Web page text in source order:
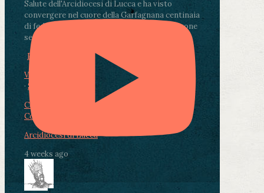
Salute dell'Arcidiocesi di Lucca e ha visto
convergere nel cuore della Garfagnana centinaia
di fedeli, operatori sanitari, volontari e persone
segnate dalla malattia.
Photo
View on Facebook
· Share
Condividi su Facebook
Condividi su LinkedIn
Arcidiocesi di Lucca
4 weeks ago